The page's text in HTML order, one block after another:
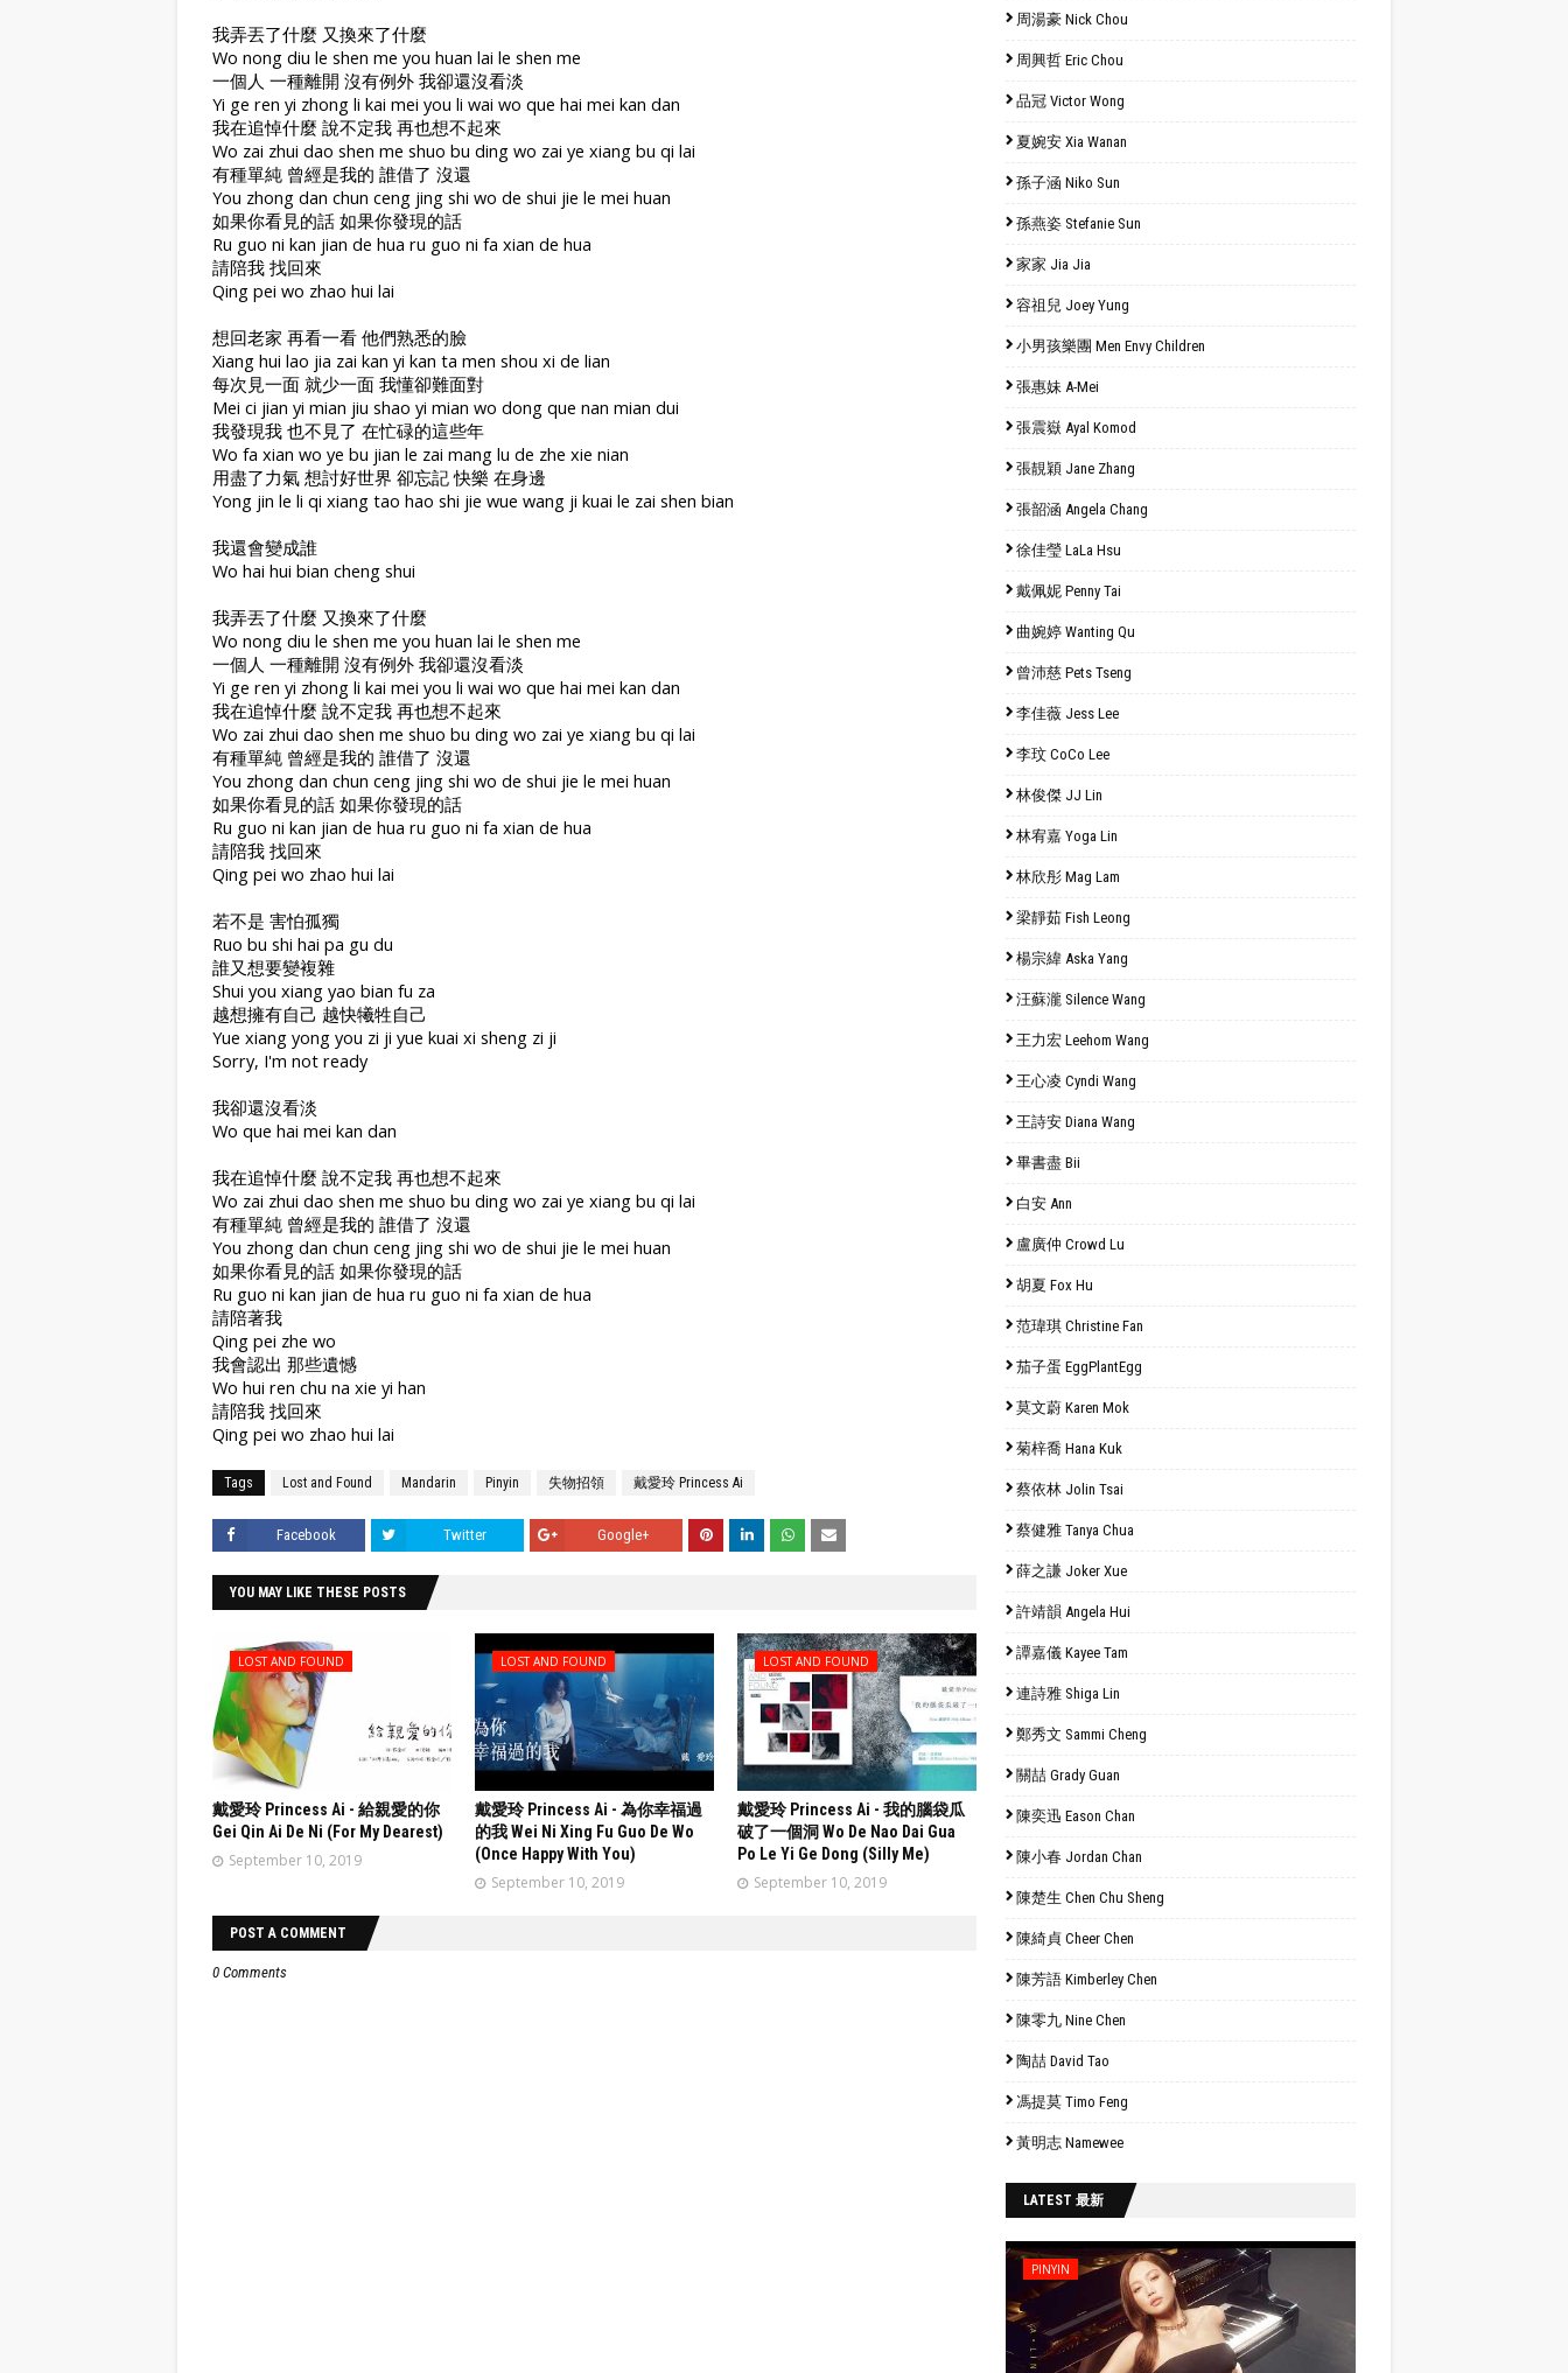
我弄丟了什麼 又換來了什麼
Wo nong diu le shen me you huan lai le shen me
一個人 一種離開 沒有例外 我卻還沒看淡
Yi ge ren yi zhong li kai mei you li wai wo que hai mei kan dan
我在追悼什麼 說不定我 再也想不起來
Wo zai zhui dao shen me shuo bu ding wo zai ye xiang bu qi lai
有種單純 曾經是我的 誰借了 沒還
You zhong dan chun ceng jing shi wo de shui jie le mei huan
如果你看見的話 如果你發現的話
Ru guo ni kan jian de hua ru guo ni fa xian de hua
請陪我 找回來
Qing pei wo zhao hui lai
想回老家 再看一看 他們熟悉的臉
Xiang hui lao jia zai kan yi kan ta men shou xi de lian
每次見一面 就少一面 我懂卻難面對
Mei ci jian yi mian jiu shao yi mian wo dong que nan mian dui
我發現我 也不見了 在忙碌的這些年
Wo fa xian wo ye bu jian le zai mang lu de zhe xie nian
用盡了力氣 想討好世界 卻忘記 快樂 在身邊
Yong jin le li qi xiang tao hao shi jie wue wang ji kuai le zai shen bian
我還會變成誰
Wo hai hui bian cheng shui
我弄丟了什麼 又換來了什麼
Wo nong diu le shen me you huan lai le shen me
一個人 一種離開 沒有例外 我卻還沒看淡
Yi ge ren yi zhong li kai mei you li wai wo que hai mei kan dan
我在追悼什麼 說不定我 再也想不起來
Wo zai zhui dao shen me shuo bu ding wo zai ye xiang bu qi lai
有種單純 曾經是我的 誰借了 沒還
You zhong dan chun ceng jing shi wo de shui jie le mei huan
如果你看見的話 如果你發現的話
Ru guo ni kan jian de hua ru guo ni fa xian de hua
請陪我 找回來
Qing pei wo zhao hui lai
若不是 害怕孤獨
Ruo bu shi hai pa gu du
誰又想要變複雜
Shui you xiang yao bian fu za
越想擁有自己 越快犧牲自己
Yue xiang yong you zi ji yue kuai xi sheng zi ji
Sorry, I'm not ready
我卻還沒看淡
Wo que hai mei kan dan
我在追悼什麼 說不定我 再也想不起來
Wo zai zhui dao shen me shuo bu ding wo zai ye xiang bu qi lai
有種單純 曾經是我的 誰借了 沒還
You zhong dan chun ceng jing shi wo de shui jie le mei huan
如果你看見的話 如果你發現的話
Ru guo ni kan jian de hua ru guo ni fa xian de hua
請陪著我
Qing pei zhe wo
我會認出 那些遺憾
Wo hui ren chu na xie yi han
請陪我 找回來
Qing pei wo zhao hui lai
Tags Lost and Found Mandarin Pinyin 失物招領 戴愛玲 Princess Ai
Facebook Twitter Google+
YOU MAY LIKE THESE POSTS
LOST AND FOUND
戴愛玲 Princess Ai - 給親愛的你
Gei Qin Ai De Ni (For My Dearest)
September 10, 2019
LOST AND FOUND
戴愛玲 Princess Ai - 為你幸福過
的我 Wei Ni Xing Fu Guo De Wo
(Once Happy With You)
September 10, 2019
LOST AND FOUND
戴愛玲 Princess Ai - 我的腦袋瓜
破了一個洞 Wo De Nao Dai Gua
Po Le Yi Ge Dong (Silly Me)
September 10, 2019
POST A COMMENT
0 Comments
周湯豪 Nick Chou
周興哲 Eric Chou
品冠 Victor Wong
夏婉安 Xia Wanan
孫子涵 Niko Sun
孫燕姿 Stefanie Sun
家家 Jia Jia
容祖兒 Joey Yung
小男孩樂團 Men Envy Children
張惠妹 A-Mei
張震嶽 Ayal Komod
張靚穎 Jane Zhang
張韶涵 Angela Chang
徐佳瑩 LaLa Hsu
戴佩妮 Penny Tai
曲婉婷 Wanting Qu
曾沛慈 Pets Tseng
李佳薇 Jess Lee
李玟 CoCo Lee
林俊傑 JJ Lin
林宥嘉 Yoga Lin
林欣彤 Mag Lam
梁靜茹 Fish Leong
楊宗緯 Aska Yang
汪蘇瀧 Silence Wang
王力宏 Leehom Wang
王心凌 Cyndi Wang
王詩安 Diana Wang
畢書盡 Bii
白安 Ann
盧廣仲 Crowd Lu
胡夏 Fox Hu
范瑋琪 Christine Fan
茄子蛋 EggPlantEgg
莫文蔚 Karen Mok
菊梓喬 Hana Kuk
蔡依林 Jolin Tsai
蔡健雅 Tanya Chua
薛之謙 Joker Xue
許靖韻 Angela Hui
譚嘉儀 Kayee Tam
連詩雅 Shiga Lin
鄭秀文 Sammi Cheng
關喆 Grady Guan
陳奕迅 Eason Chan
陳小春 Jordan Chan
陳楚生 Chen Chu Sheng
陳綺貞 Cheer Chen
陳芳語 Kimberley Chen
陳零九 Nine Chen
陶喆 David Tao
馮提莫 Timo Feng
黃明志 Namewee
LATEST 最新
PINYIN